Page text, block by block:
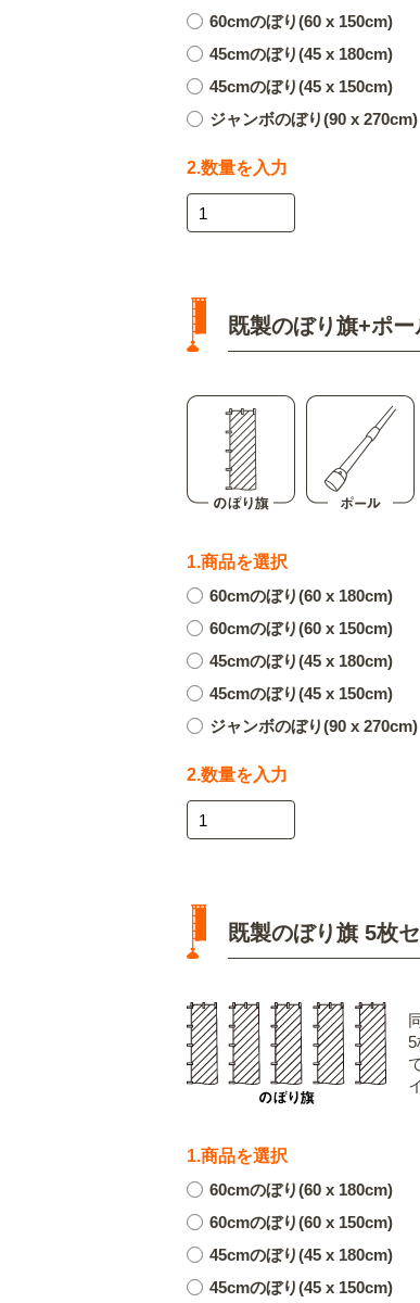
60cmのぼり(60 x 150cm)
45cmのぼり(45 x 180cm)
45cmのぼり(45 x 150cm)
ジャンボのぼり(90 x 270cm)
2.数量を入力
既製のぼり旗+ポー
1.商品を選択
60cmのぼり(60 x 180cm)
60cmのぼり(60 x 150cm)
45cmのぼり(45 x 180cm)
45cmのぼり(45 x 150cm)
ジャンボのぼり(90 x 270cm)
2.数量を入力
既製のぼり旗 5枚
5
1.商品を選択
60cmのぼり(60 x 180cm)
60cmのぼり(60 x 150cm)
45cmのぼり(45 x 180cm)
45cmのぼり(45 x 150cm)